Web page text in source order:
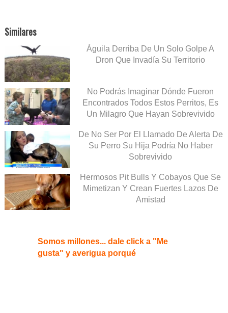
Similares
Águila Derriba De Un Solo Golpe A
Dron Que Invadía Su Territorio
No Podrás Imaginar Dónde Fueron
Encontrados Todos Estos Perritos, Es
Un Milagro Que Hayan Sobrevivido
De No Ser Por El Llamado De Alerta De
Su Perro Su Hija Podría No Haber
Sobrevivido
Hermosos Pit Bulls Y Cobayos Que Se
Mimetizan Y Crean Fuertes Lazos De
Amistad
Somos millones... dale click a "Me
gusta" y averigua porqué